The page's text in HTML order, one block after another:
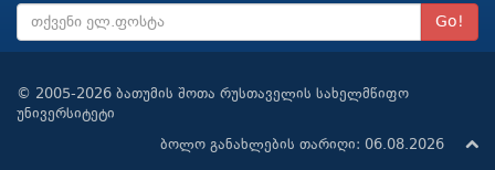
Go!
© 2005-2026 ბათუმის შოთა რუსთაველის სახელმწიფო
უნივერსიტეტი
ბოლო განახლების თარიღი: 06.08.2026